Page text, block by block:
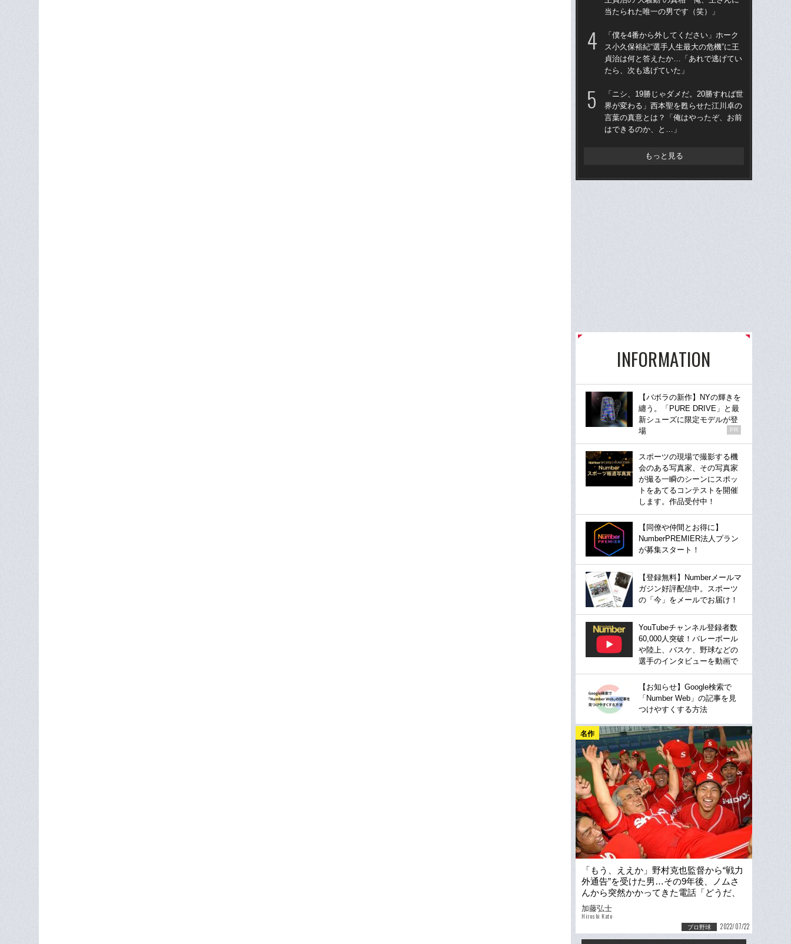
当たられた唯一の男です（笑）」
「僕を4番から外してください」ホーク
ス小久保裕紀“選手人生最大の危機”に王
貞治は何と答えたか…「あれで逃げてい
たら、次も逃げていた」
「ニシ、19勝じゃダメだ。20勝すれば世
界が変わる」西本聖を甦らせた江川卓の
言葉の真意とは？「俺はやったぞ、お前
はできるのか、と…」
もっと見る
INFORMATION
【バボラの新作】NYの輝きを
纏う。「PURE DRIVE」と最
新シューズに限定モデルが登
場
PR
スポーツの現場で撮影する機
会のある写真家、その写真家
が撮る一瞬のシーンにスポッ
トをあてるコンテストを開催
します。作品受付中！
【同僚や仲間とお得に】
NumberPREMIER法人プラン
が募集スタート！
【登録無料】Numberメールマ
ガジン好評配信中。スポーツ
の「今」をメールでお届け！
YouTubeチャンネル登録者数
60,000人突破！バレーボール
や陸上、バスケ、野球などの
選手のインタビューを動画で
【お知らせ】Google検索で
「Number Web」の記事を見
つけやすくする方法
名作
「もう、ええか」野村克也監督から“戦力
外通告”を受けた男…その9年後、ノムさ
んから突然かかってきた電話「どうだ、
高校野球は？」
加藤弘士
Hiroshi Kato
プロ野球 2022/07/22